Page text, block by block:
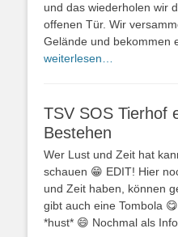
und das wiederholen wir
offenen Tür. Wir
Gelände und bekommen
weiterlesen…
TSV SOS Tierhof
Bestehen
Wer Lust und Zeit hat
schauen 😁 EDIT! Hier
und Zeit haben, können
gibt auch eine Tombola
*hust* 😄 Nochmal als Info